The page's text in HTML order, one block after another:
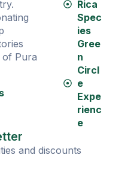
of Pura
Rica
Spec
ies
Gree
n
Circl
e
Expe
rienc
e
and discounts